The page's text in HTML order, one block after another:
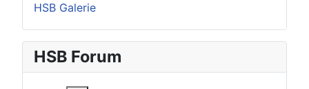
HSB Galerie
HSB Forum